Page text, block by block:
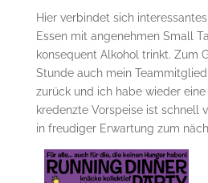
Hier verbindet sich
Essen mit angenehmen Small
konsequent Alkohol trinkt. Zum
Stunde auch mein
zurück und ich habe wieder eine
kredenzte Vorspeise ist schnell
in freudiger Erwartung zum